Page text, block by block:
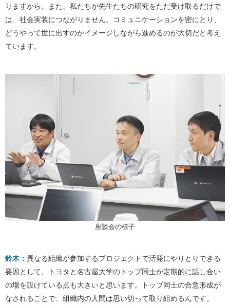
りますから。また、私たちが先生たちの研究をただ受け取るだけで
は、社会実装につながりません。コミュニケーションを密にとり、
どうやって世に出すのかイメージしながら進めるのが大切だと考え
ています。
座談会の様子
鈴木： 異なる組織が参加するプロジェクトで活発にやりとりできる
要因として、トヨタと名古屋大学のトップ同士が定期的に話し合い
の場を設けている点も大きいと思います。トップ同士の合意形成が
なされることで、組織内の人間は思い切って取り組めるんです。